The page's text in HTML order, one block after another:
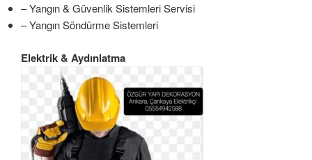
– Yangın & Güvenlik Sistemleri Servisi
– Yangın Söndürme Sistemleri
Elektrik & Aydınlatma